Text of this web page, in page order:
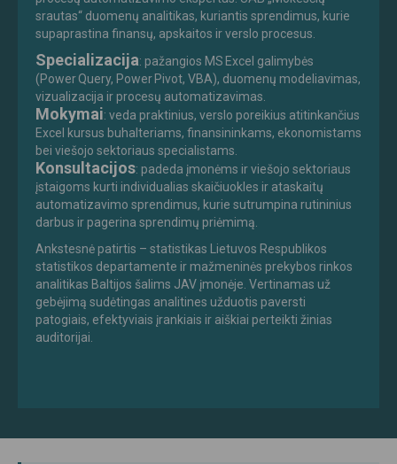
srautas“ duomenų analitikas, kuriantis sprendimus, kurie
supaprastina finansų, apskaitos ir verslo procesus.
Specializacija: pažangios MS Excel galimybės
(Power Query, Power Pivot, VBA), duomenų modeliavimas,
vizualizacija ir procesų automatizavimas.
Mokymai: veda praktinius, verslo poreikius atitinkančius
Excel kursus buhalteriams, finansininkams, ekonomistams
bei viešojo sektoriaus specialistams.
Konsultacijos: padeda įmonėms ir viešojo sektoriaus
įstaigoms kurti individualias skaičiuokles ir ataskaitų
automatizavimo sprendimus, kurie sutrumpina rutininius
darbus ir pagerina sprendimų priėmimą.
Ankstesnė patirtis – statistikas Lietuvos Respublikos
statistikos departamente ir mažmeninės prekybos rinkos
analitikas Baltijos šalims JAV įmonėje. Vertinamas už
gebėjimą sudėtingas analitines užduotis paversti
patogiais, efektyviais įrankiais ir aiškiai perteikti žinias
auditorijai.